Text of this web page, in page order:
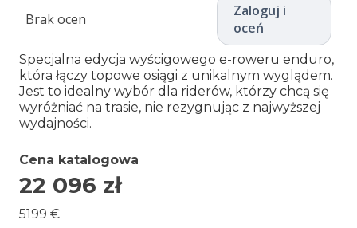
Brak ocen
Zaloguj i
oceń
Specjalna edycja wyścigowego e-roweru enduro,
która łączy topowe osiągi z unikalnym wyglądem.
Jest to idealny wybór dla riderów, którzy chcą się
wyróżniać na trasie, nie rezygnując z najwyższej
wydajności.
Cena katalogowa
22 096 zł
5199 €